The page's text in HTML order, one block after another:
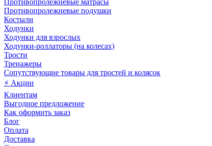
Противопролежневые матрасы
Противопролежневые подушки
Костыли
Ходунки
Ходунки для взрослых
Ходунки-роллаторы (на колесах)
Трости
Тренажеры
Сопутствующие товары для тростей и колясок
⚡ Акции
Клиентам
Выгодное предложение
Как оформить заказ
Блог
Оплата
Доставка